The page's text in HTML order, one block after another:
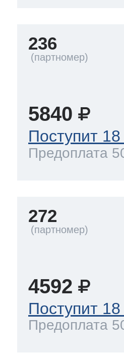
236
5840
Поступит
Предоплата
272
4592
Поступит
Предоплата